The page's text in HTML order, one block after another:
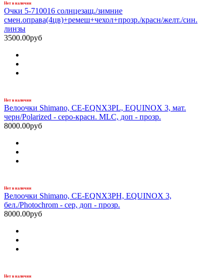
Нет в наличии
Очки 5-710016 солнцезащ./зимние
смен.оправа(4цв)+ремеш+чехол+прозр./красн/желт./син.
линзы
3500.00руб
Нет в наличии
Велоочки Shimano, CE-EQNX3PL, EQUINOX 3, мат.
черн/Polarized - серо-красн. MLC, доп - прозр.
8000.00руб
Нет в наличии
Велоочки Shimano, CE-EQNX3PH, EQUINOX 3,
бел./Photochrom - сер, доп - прозр.
8000.00руб
Нет в наличии